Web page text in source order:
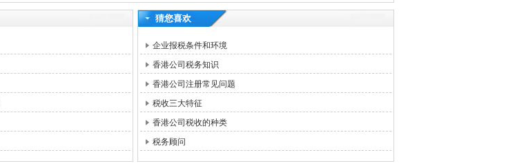
猜您喜欢
企业报税条件和环境
香港公司税务知识
香港公司注册常见问题
税收三大特征
香港公司税收的种类
税务顾问